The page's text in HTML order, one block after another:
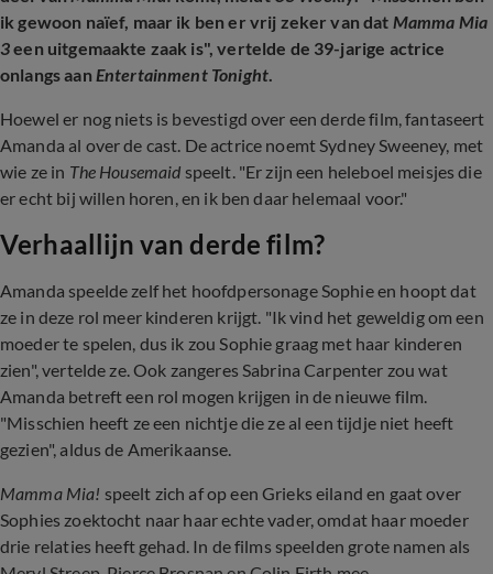
ik gewoon naïef, maar ik ben er vrij zeker van dat Mamma Mia
3een uitgemaakte zaak is", vertelde de 39-jarige actrice
onlangs aan Entertainment Tonight.
Hoewel er nog niets is bevestigd over een derde film, fantaseert
Amanda al over de cast. De actrice noemt Sydney Sweeney, met
wie ze in The Housemaid speelt. "Er zijn een heleboel meisjes die
er echt bij willen horen, en ik ben daar helemaal voor."
Verhaallijn van derde film?
Amanda speelde zelf het hoofdpersonage Sophie en hoopt dat
ze in deze rol meer kinderen krijgt. "Ik vind het geweldig om een ​​
moeder te spelen, dus ik zou Sophie graag met haar kinderen
zien", vertelde ze. Ook zangeres Sabrina Carpenter zou wat
Amanda betreft een rol mogen krijgen in de nieuwe film.
"Misschien heeft ze een nichtje die ze al een tijdje niet heeft
gezien", aldus de Amerikaanse.
Mamma Mia! speelt zich af op een Grieks eiland en gaat over
Sophies zoektocht naar haar echte vader, omdat haar moeder
drie relaties heeft gehad. In de films speelden grote namen als